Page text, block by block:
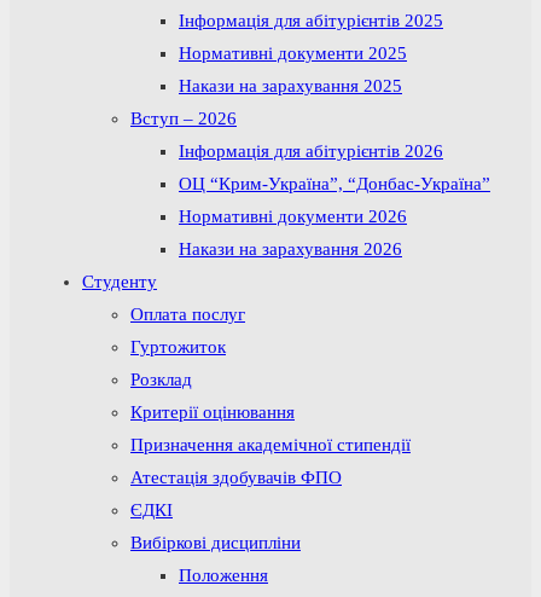
Інформація для абітурієнтів 2025
Нормативні документи 2025
Накази на зарахування 2025
Вступ – 2026
Інформація для абітурієнтів 2026
ОЦ “Крим-Україна”, “Донбас-Україна”
Нормативні документи 2026
Накази на зарахування 2026
Студенту
Оплата послуг
Гуртожиток
Розклад
Критерії оцінювання
Призначення академічної стипендії
Атестація здобувачів ФПО
ЄДКІ
Вибіркові дисципліни
Положення